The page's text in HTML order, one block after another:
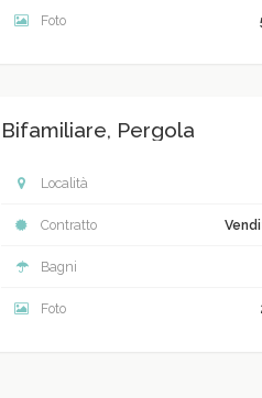
Foto
Bifamiliare, Pergola
Località
Contratto
Bagni
Foto